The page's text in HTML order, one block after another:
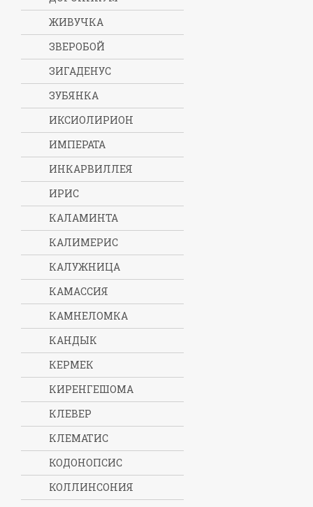
ЖИВУЧКА
ЗВЕРОБОЙ
ЗИГАДЕНУС
ЗУБЯНКА
ИКСИОЛИРИОН
ИМПЕРАТА
ИНКАРВИЛЛЕЯ
ИРИС
КАЛАМИНТА
КАЛИМЕРИС
КАЛУЖНИЦА
КАМАССИЯ
КАМНЕЛОМКА
КАНДЫК
КЕРМЕК
КИРЕНГЕШОМА
КЛЕВЕР
КЛЕМАТИС
КОДОНОПСИС
КОЛЛИНСОНИЯ